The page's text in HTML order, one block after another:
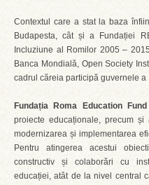
Contextul care a stat la baza
Budapesta, cât și a Fundației
Incluziune al Romilor 2005 –
Banca Mondială, Open Society
cadrul căreia participă guvernele
Fundația Roma Education
proiecte educaționale, precum
modernizarea și implementarea
Pentru atingerea acestui
constructiv și colaborări cu
educației, atât de la nivel central